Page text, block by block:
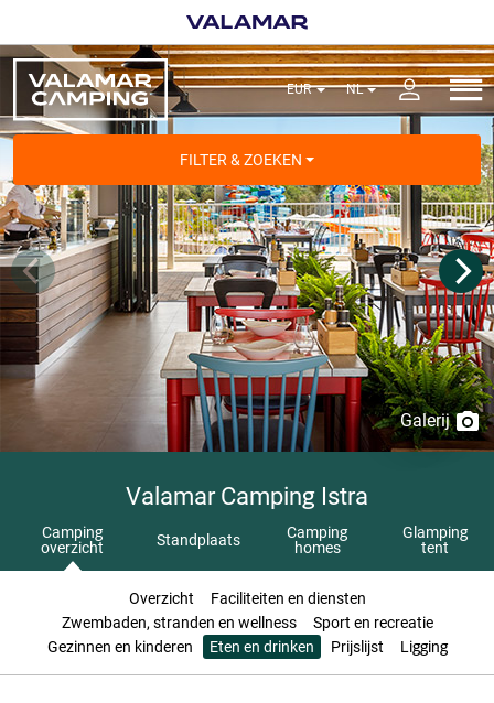
FILTER & ZOEKEN
Galerij
Valamar Camping Istra
Camping
overzicht
Standplaats
Camping
homes
Glamping
tent
Overzicht
Faciliteiten en diensten
Zwembaden, stranden en wellness
Sport en recreatie
Gezinnen en kinderen
Eten en drinken Prijslijst Ligging